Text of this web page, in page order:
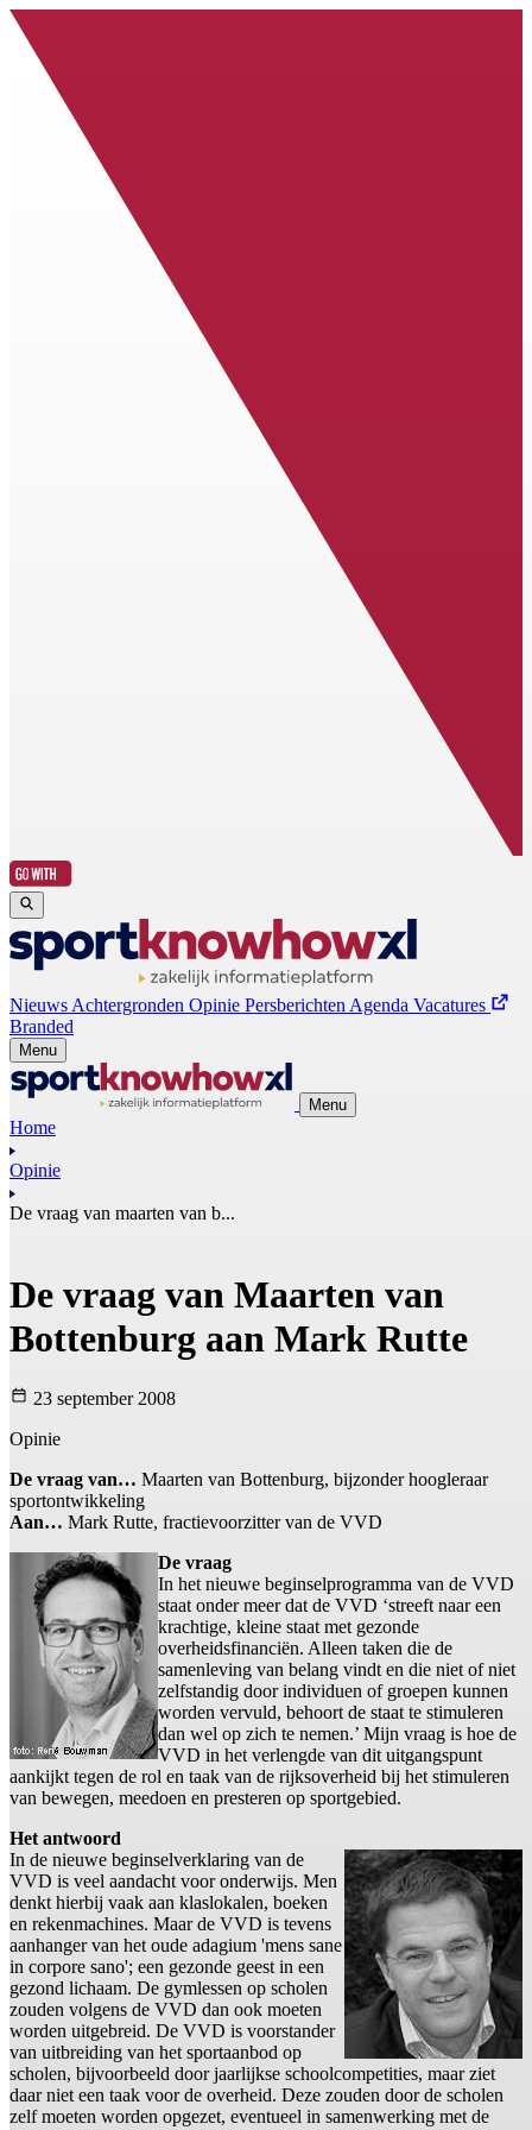
Nieuws Achtergronden Opinie Persberichten Agenda Vacatures
Branded
Menu
Menu
Home
Opinie
De vraag van maarten van b...
De vraag van Maarten van
Bottenburg aan Mark Rutte
23 september 2008
Opinie
De vraag van… Maarten van Bottenburg, bijzonder hoogleraar
sportontwikkeling
Aan… Mark Rutte, fractievoorzitter van de VVD
De vraag
In het nieuwe beginselprogramma van de VVD
staat onder meer dat de VVD ‘streeft naar een
krachtige, kleine staat met gezonde
overheidsfinanciën. Alleen taken die de
samenleving van belang vindt en die niet of niet
zelfstandig door individuen of groepen kunnen
worden vervuld, behoort de staat te stimuleren
dan wel op zich te nemen.’ Mijn vraag is hoe de
VVD in het verlengde van dit uitgangspunt
aankijkt tegen de rol en taak van de rijksoverheid bij het stimuleren
van bewegen, meedoen en presteren op sportgebied.
Het antwoord
In de nieuwe beginselverklaring van de
VVD is veel aandacht voor onderwijs. Men
denkt hierbij vaak aan klaslokalen, boeken
en rekenmachines. Maar de VVD is tevens
aanhanger van het oude adagium 'mens sane
in corpore sano'; een gezonde geest in een
gezond lichaam. De gymlessen op scholen
zouden volgens de VVD dan ook moeten
worden uitgebreid. De VVD is voorstander
van uitbreiding van het sportaanbod op
scholen, bijvoorbeeld door jaarlijkse schoolcompetities, maar ziet
daar niet een taak voor de overheid. Deze zouden door de scholen
zelf moeten worden opgezet, eventueel in samenwerking met de